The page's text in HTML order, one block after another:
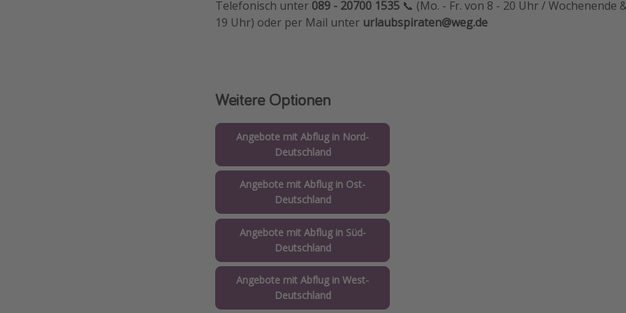
Telefonisch unter 089 - 20700 1535 📞 (Mo. - Fr. von 8 - 20 Uhr / Wochenende
19 Uhr) oder per Mail unter urlaubspiraten@weg.de
Weitere Optionen
Angebote mit Abflug in Nord-
Deutschland
Angebote mit Abflug in Ost-
Deutschland
Angebote mit Abflug in Süd-
Deutschland
Angebote mit Abflug in West-
Deutschland